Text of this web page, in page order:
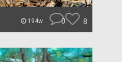
194w 0 8